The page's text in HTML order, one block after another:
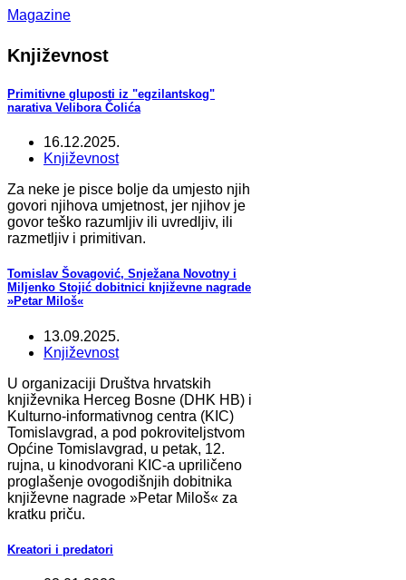
Magazine
Književnost
Primitivne gluposti iz "egzilantskog"
narativa Velibora Čolića
16.12.2025.
Književnost
Za neke je pisce bolje da umjesto njih
govori njihova umjetnost, jer njihov je
govor teško razumljiv ili uvredljiv, ili
razmetljiv i primitivan.
Tomislav Šovagović, Snježana Novotny i
Miljenko Stojić dobitnici književne nagrade
»Petar Miloš«
13.09.2025.
Književnost
U organizaciji Društva hrvatskih
književnika Herceg Bosne (DHK HB) i
Kulturno-informativnog centra (KIC)
Tomislavgrad, a pod pokroviteljstvom
Općine Tomislavgrad, u petak, 12.
rujna, u kinodvorani KIC-a upriličeno
proglašenje ovogodišnjih dobitnika
književne nagrade »Petar Miloš« za
kratku priču.
Kreatori i predatori